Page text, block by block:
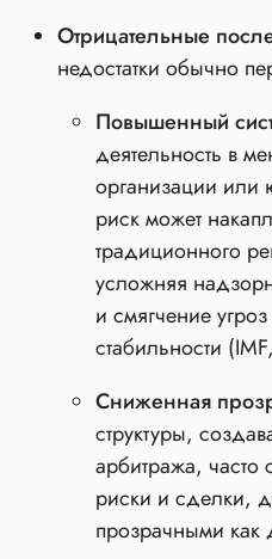
Отрицательные
недостатки обычно
Повышенный
деятельность в
организации
риск может
традиционного
усложняя
и смягчение
стабильности
Сниженная
структуры,
арбитража,
риски и сделки,
прозрачными как